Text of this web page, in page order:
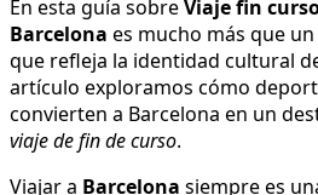
convierten a Barcelona en un
viaje de fin de curso.
Viajar a Barcelonasiempre es
enriquecedora. La ciudad
historia, mar Mediterráneo y un